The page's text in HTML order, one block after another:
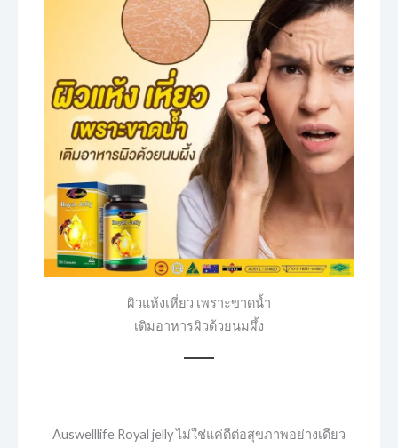
ผิวแห้งเหี่ยว เพราะขาดน้ำ
เติมอาหารผิวด้วยนมผึ้ง
Auswelllife Royal jelly ไม่ใช่แค่ดีต่อสุขภาพอย่างเดียว